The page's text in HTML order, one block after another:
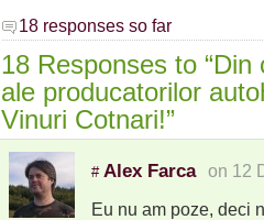
18 responses so far
18 Responses to
ale producatorilor
Vinuri Cotnari!”
# Alex Farca on 12
Eu nu am poze, deci